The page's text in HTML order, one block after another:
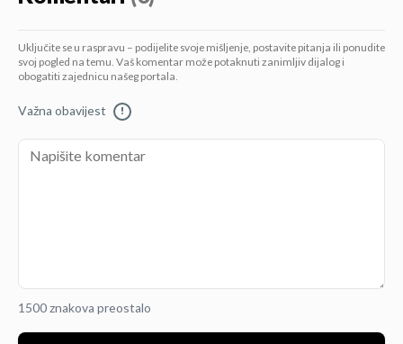
Uključite se u raspravu – podijelite svoje mišljenje, postavite pitanja ili ponudite
svoj pogled na temu. Vaš komentar može potaknuti zanimljiv dijalog i
obogatiti zajednicu našeg portala.
Važna obavijest !
1500 znakova preostalo